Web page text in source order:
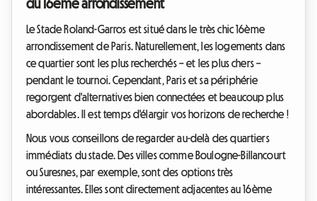
du 16ème arrondissement
Le Stade Roland-Garros est situé dans le très chic 16ème
arrondissement de Paris. Naturellement, les logements dans
ce quartier sont les plus recherchés – et les plus chers –
pendant le tournoi. Cependant, Paris et sa périphérie
regorgent d'alternatives bien connectées et beaucoup plus
abordables. Il est temps d'élargir vos horizons de recherche !
Nous vous conseillons de regarder au-delà des quartiers
immédiats du stade. Des villes comme Boulogne-Billancourt
ou Suresnes, par exemple, sont des options très
intéressantes. Elles sont directement adjacentes au 16ème